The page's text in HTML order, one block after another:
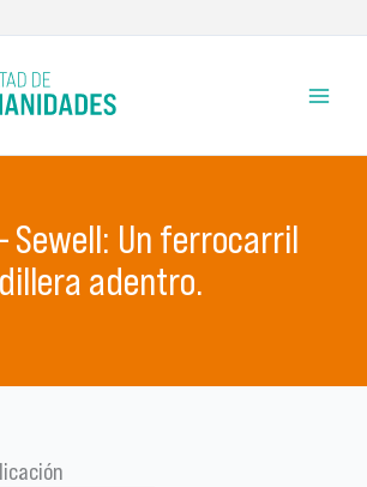
Sewell: Un ferrocarril
adentro.